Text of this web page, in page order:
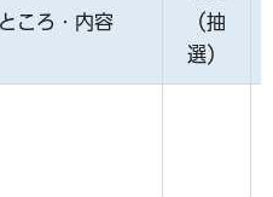
ところ・内容
（抽
選）